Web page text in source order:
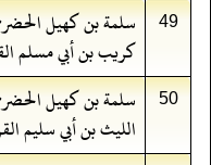
49 سلمة بن كهيل
كريب بن أبي مسلم
50 سلمة بن كهيل
الليث بن أبي سليم